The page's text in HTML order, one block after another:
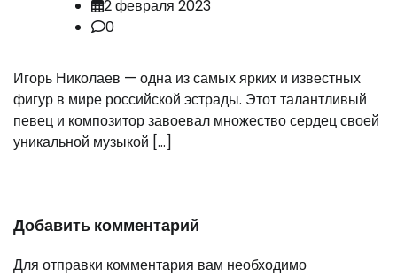
2 февраля 2023
0
Игорь Николаев — одна из самых ярких и известных
фигур в мире российской эстрады. Этот талантливый
певец и композитор завоевал множество сердец своей
уникальной музыкой […]
Добавить комментарий
Для отправки комментария вам необходимо